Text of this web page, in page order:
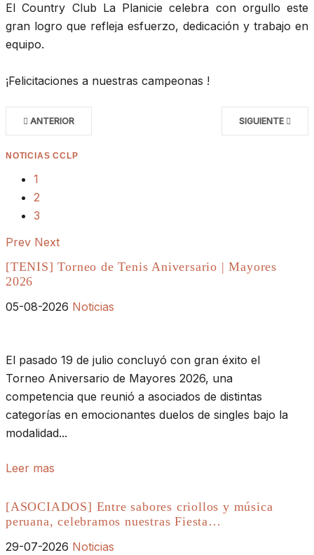
El Country Club La Planicie celebra con orgullo este
gran logro que refleja esfuerzo, dedicación y trabajo en
equipo.
¡Felicitaciones a nuestras campeonas !
ANTERIOR SIGUIENTE
NOTICIAS CCLP
1
2
3
Prev Next
[TENIS] Torneo de Tenis Aniversario | Mayores
2026
05-08-2026 Noticias
El pasado 19 de julio concluyó con gran éxito el
Torneo Aniversario de Mayores 2026, una
competencia que reunió a asociados de distintas
categorías en emocionantes duelos de singles bajo la
modalidad...
Leer mas
[ASOCIADOS] Entre sabores criollos y música
peruana, celebramos nuestras Fiesta…
29-07-2026 Noticias